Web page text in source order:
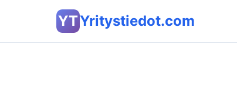
YTYritystiedot.com